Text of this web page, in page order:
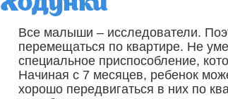
Все малыши – исследователи.
перемещаться по квартире. Не
специальное приспособление,
Начиная с 7 месяцев, ребенок
хорошо передвигаться в них по